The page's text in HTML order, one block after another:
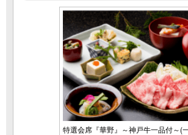
特選会席『華野』～神戸牛一品付～(